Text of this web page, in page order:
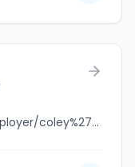
jobbank.gc.ca/browsejobs/employer/coley%27s+contracting/ca